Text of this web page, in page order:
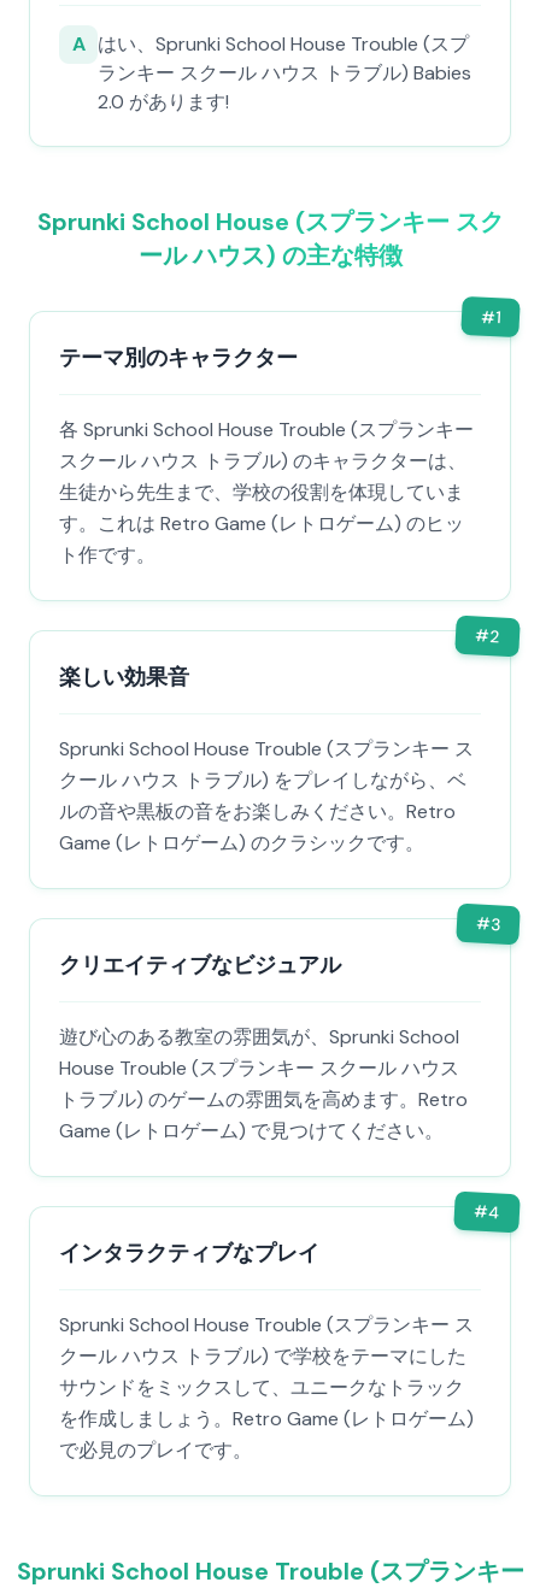
A はい、Sprunki School House Trouble (スプ
ランキー スクール ハウス トラブル) Babies
2.0 があります!
Sprunki School House (スプランキー スク
ール ハウス) の主な特徴
#1
テーマ別のキャラクター
各 Sprunki School House Trouble (スプランキー
スクール ハウス トラブル) のキャラクターは、
生徒から先生まで、学校の役割を体現していま
す。これは Retro Game (レトロゲーム) のヒッ
ト作です。
#2
楽しい効果音
Sprunki School House Trouble (スプランキー ス
クール ハウス トラブル) をプレイしながら、ベ
ルの音や黒板の音をお楽しみください。Retro
Game (レトロゲーム) のクラシックです。
#3
クリエイティブなビジュアル
遊び心のある教室の雰囲気が、Sprunki School
House Trouble (スプランキー スクール ハウス
トラブル) のゲームの雰囲気を高めます。Retro
Game (レトロゲーム) で見つけてください。
#4
インタラクティブなプレイ
Sprunki School House Trouble (スプランキー ス
クール ハウス トラブル) で学校をテーマにした
サウンドをミックスして、ユニークなトラック
を作成しましょう。Retro Game (レトロゲーム)
で必見のプレイです。
Sprunki School House Trouble (スプランキー